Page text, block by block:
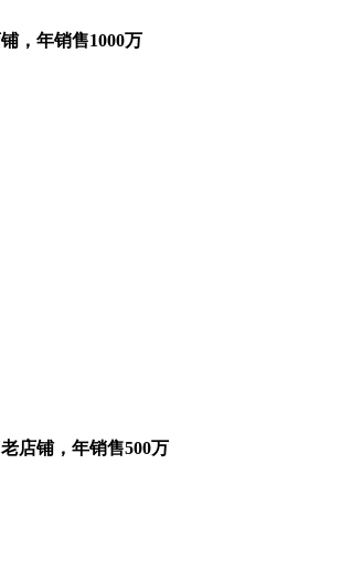
，年销售1000万
店铺，年销售500万